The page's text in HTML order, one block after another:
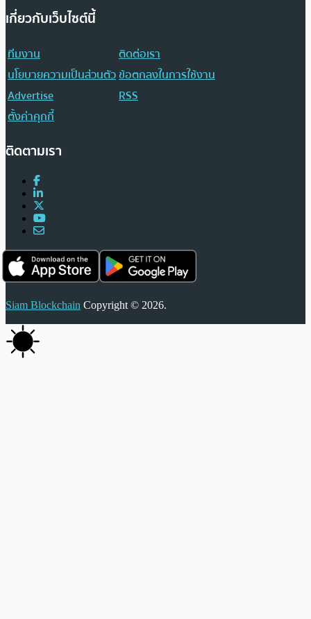
เกี่ยวกับเว็บไซต์นี้
ทีมงาน
ติดต่อเรา
นโยบายความเป็นส่วนตัวข้อตกลงในการใช้งาน
Advertise
RSS
ตั้งค่าคุกกี้
ติดตามเรา
Siam Blockchain Copyright © 2026.